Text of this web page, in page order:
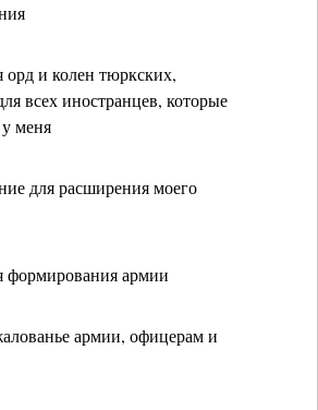
орд и колен тюркских,
всех иностранцев, которые
меня
для расширения моего
формирования армии
армии, офицерам и